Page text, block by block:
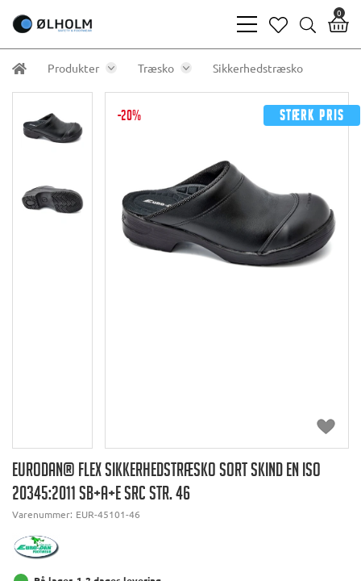
bars
light
heart
search
0
Produkter Træsko Sikkerhedstræsko
-20% Stærk pris
EURODAN® FLEX SIKKERHEDSTRÆSKO SORT SKIND EN ISO
20345:2011 SB+A+E SRC STR. 46
Varenummer: EUR-45101-46